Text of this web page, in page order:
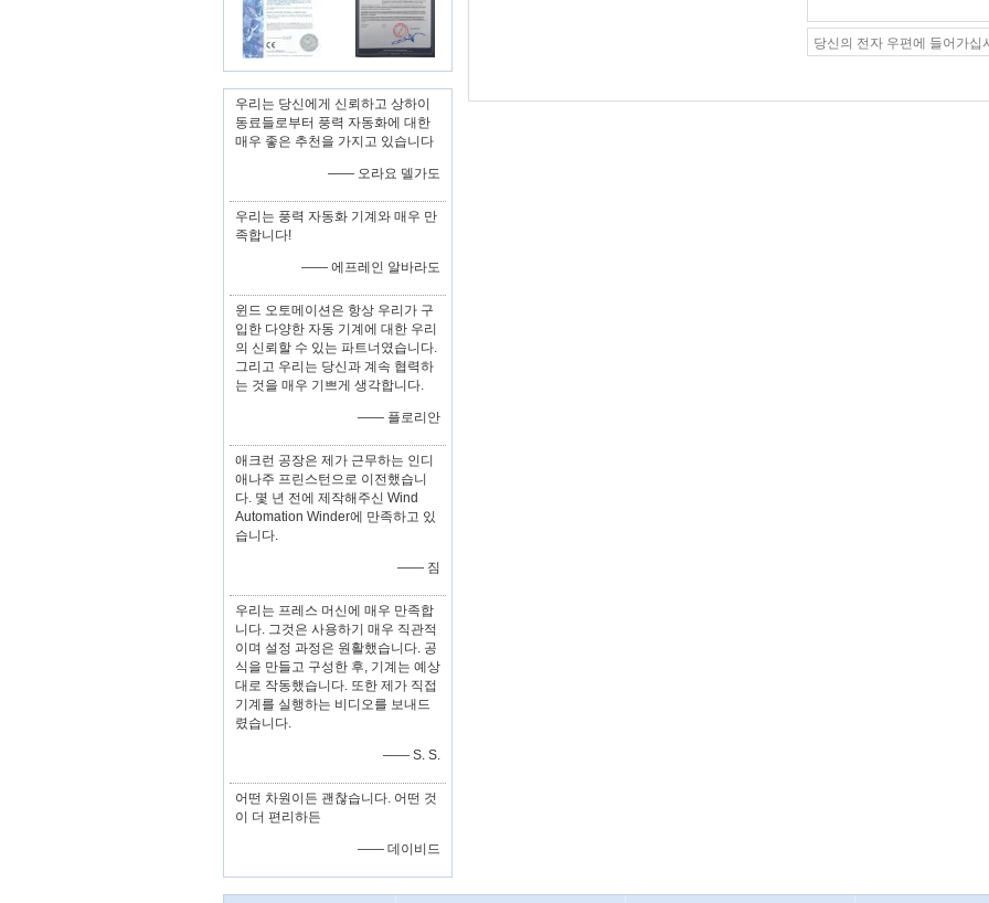
우리는 당신에게 신뢰하고 상하이
동료들로부터 풍력 자동화에 대한
매우 좋은 추천을 가지고 있습니다
—— 오라요 델가도
우리는 풍력 자동화 기계와 매우 만
족합니다!
—— 에프레인 알바라도
윈드 오토메이션은 항상 우리가 구
입한 다양한 자동 기계에 대한 우리
의 신뢰할 수 있는 파트너였습니다.
그리고 우리는 당신과 계속 협력하
는 것을 매우 기쁘게 생각합니다.
—— 플로리안
애크런 공장은 제가 근무하는 인디
애나주 프린스턴으로 이전했습니
다. 몇 년 전에 제작해주신 Wind
Automation Winder에 만족하고 있
습니다.
—— 짐
우리는 프레스 머신에 매우 만족합
니다. 그것은 사용하기 매우 직관적
이며 설정 과정은 원활했습니다. 공
식을 만들고 구성한 후, 기계는 예상
대로 작동했습니다. 또한 제가 직접
기계를 실행하는 비디오를 보내드
렸습니다.
—— S. S.
어떤 차원이든 괜찮습니다. 어떤 것
이 더 편리하든
—— 데이비드